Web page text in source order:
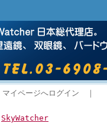
マイページへログイン ｜
SkyWatcher